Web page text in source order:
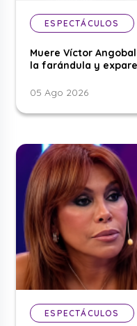
ESPECTÁCULOS
Muere Víctor
la farándula y
05 Ago 2026
ESPECTÁCULOS